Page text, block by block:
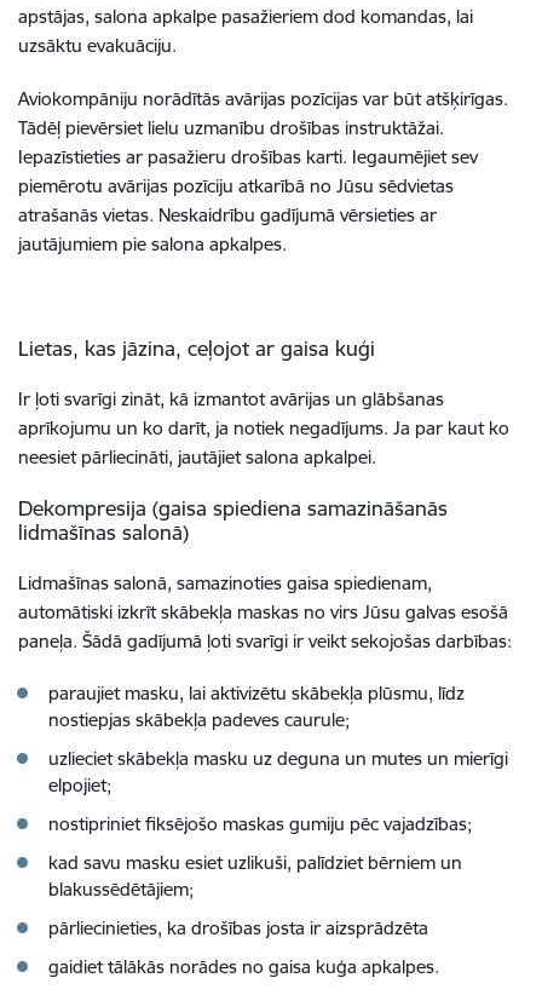
apstājas, salona apkalpe pasažieriem dod komandas, lai
uzsāktu evakuāciju.
Aviokompāniju norādītās avārijas pozīcijas var būt atšķirīgas.
Tādēļ pievērsiet lielu uzmanību drošības instruktāžai.
Iepazīstieties ar pasažieru drošības karti. Iegaumējiet sev
piemērotu avārijas pozīciju atkarībā no Jūsu sēdvietas
atrašanās vietas. Neskaidrību gadījumā vērsieties ar
jautājumiem pie salona apkalpes.
Lietas, kas jāzina, ceļojot ar gaisa kuģi
Ir ļoti svarīgi zināt, kā izmantot avārijas un glābšanas
aprīkojumu un ko darīt, ja notiek negadījums. Ja par kaut ko
neesiet pārliecināti, jautājiet salona apkalpei.
Dekompresija (gaisa spiediena samazināšanās
lidmašīnas salonā)
Lidmašīnas salonā, samazinoties gaisa spiedienam,
automātiski izkrīt skābekļa maskas no virs Jūsu galvas esošā
paneļa. Šādā gadījumā ļoti svarīgi ir veikt sekojošas darbības:
paraujiet masku, lai aktivizētu skābekļa plūsmu, līdz
nostiepjas skābekļa padeves caurule;
uzlieciet skābekļa masku uz deguna un mutes un mierīgi
elpojiet;
nostipriniet fiksējošo maskas gumiju pēc vajadzības;
kad savu masku esiet uzlikuši, palīdziet bērniem un
blakussēdētājiem;
pārliecinieties, ka drošības josta ir aizsprādzēta
gaidiet tālākās norādes no gaisa kuģa apkalpes.